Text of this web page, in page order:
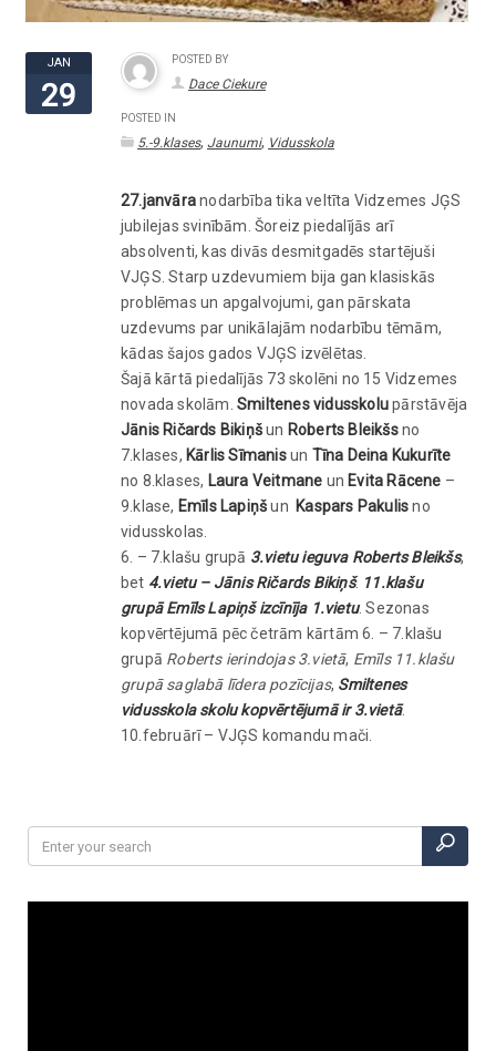
JAN
29
POSTED BY
Dace Ciekure
POSTED IN
5.-9.klases, Jaunumi, Vidusskola
27.janvāranodarbība tika veltīta Vidzemes JĢS
jubilejas svinībām. Šoreiz piedalījās arī
absolventi, kas divās desmitgadēs startējuši
VJĢS. Starp uzdevumiem bija gan klasiskās
problēmas un apgalvojumi, gan pārskata
uzdevums par unikālajām nodarbību tēmām,
kādas šajos gados VJĢS izvēlētas.
Šajā kārtā piedalījās 73 skolēni no 15 Vidzemes
novada skolām. Smiltenes vidusskolupārstāvēja
Jānis Ričards Bikiņšun Roberts Bleikšsno
7.klases, Kārlis Sīmanisun Tīna Deina Kukurīte
no 8.klases, Laura Veitmane un Evita Rācene –
9.klase, Emīls Lapiņšun Kaspars Pakulisno
vidusskolas.
6. – 7.klašu grupā 3.vietu ieguva Roberts Bleikšs,
bet 4.vietu – Jānis Ričards Bikiņš. 11.klašu
grupā Emīls Lapiņš izcīnīja 1.vietu. Sezonas
kopvērtējumā pēc četrām kārtām 6. – 7.klašu
grupā Roberts ierindojas 3.vietā, Emīls 11.klašu
grupā saglabā līdera pozīcijas, Smiltenes
vidusskola skolu kopvērtējumā ir 3.vietā.
10.februārī – VJĢS komandu mači.